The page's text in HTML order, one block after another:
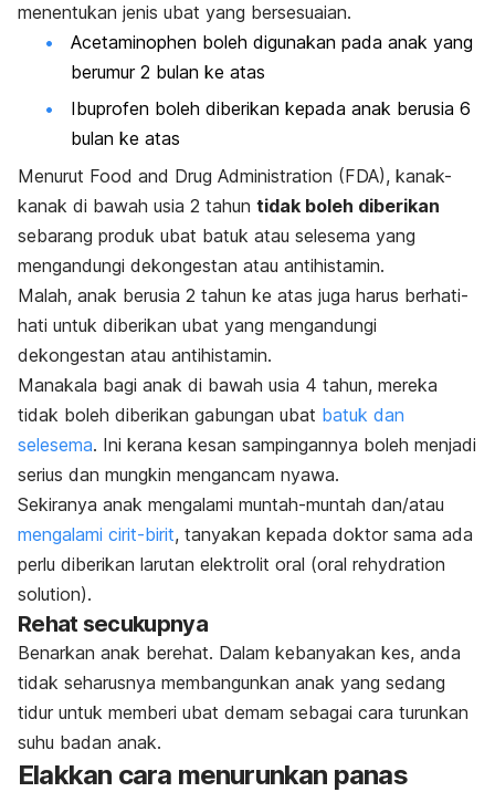
menentukan jenis ubat yang bersesuaian.
Acetaminophen boleh digunakan pada anak yang
berumur 2 bulan ke atas
Ibuprofen boleh diberikan kepada anak berusia 6
bulan ke atas
Menurut Food and Drug Administration (FDA), kanak-
kanak di bawah usia 2 tahun tidak boleh diberikan
sebarang produk ubat batuk atau selesema yang
mengandungi dekongestan atau antihistamin.
Malah, anak berusia 2 tahun ke atas juga harus berhati-
hati untuk diberikan ubat yang mengandungi
dekongestan atau antihistamin.
Manakala bagi anak di bawah usia 4 tahun, mereka
tidak boleh diberikan gabungan ubat batuk dan
selesema. Ini kerana kesan sampingannya boleh menjadi
serius dan mungkin mengancam nyawa.
Sekiranya anak mengalami muntah-muntah dan/atau
mengalami cirit-birit, tanyakan kepada doktor sama ada
perlu diberikan larutan elektrolit oral (oral rehydration
solution).
Rehat secukupnya
Benarkan anak berehat. Dalam kebanyakan kes, anda
tidak seharusnya membangunkan anak yang sedang
tidur untuk memberi ubat demam sebagai cara turunkan
suhu badan anak.
Elakkan cara menurunkan panas